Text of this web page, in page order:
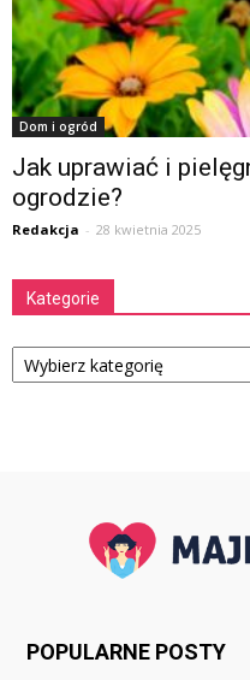
Dom i ogród
Jak uprawiać i
ogrodzie?
Redakcja - 28 kwietnia 2025
Kategorie
Kategorie
POPULARNE POSTY